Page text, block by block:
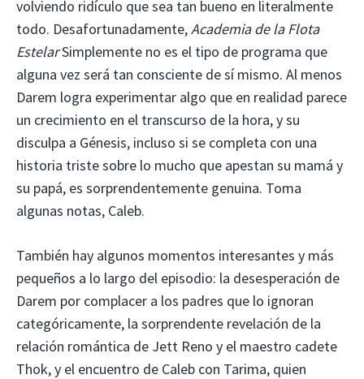
volviendo ridículo que sea tan bueno en literalmente
todo. Desafortunadamente,Academia de la Flota
EstelarSimplemente no es el tipo de programa que
alguna vez será tan consciente de sí mismo. Al menos
Darem logra experimentar algo que en realidad parece
un crecimiento en el transcurso de la hora, y su
disculpa a Génesis, incluso si se completa con una
historia triste sobre lo mucho que apestan su mamá y
su papá, es sorprendentemente genuina. Toma
algunas notas, Caleb.
También hay algunos momentos interesantes y más
pequeños a lo largo del episodio: la desesperación de
Darem por complacer a los padres que lo ignoran
categóricamente, la sorprendente revelación de la
relación romántica de Jett Reno y el maestro cadete
Thok, y el encuentro de Caleb con Tarima, quien